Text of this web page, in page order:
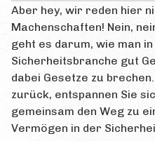
Glossar
Qualifizierungen
Suche
Kontakt
ÜBEN
Aber hey, wir reden hier
Machenschaften! Nein,
geht es darum, wie man
Sicherheitsbranche gut
dabei Gesetze zu
zurück, entspannen Sie
gemeinsam den Weg zu
Vermögen in der